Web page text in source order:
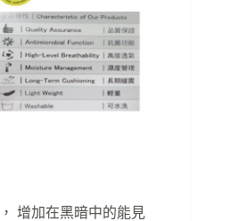
， 增加在黑暗中的能見